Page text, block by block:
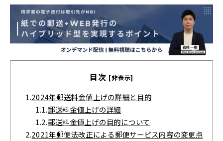
目次 [非表示]
1.2024年郵送料金値上げの詳細と目的
1.1.郵送料金値上げの詳細
1.2.郵送料金値上げの目的について
2.2021年郵便法改正による郵便サービス内容の変更点